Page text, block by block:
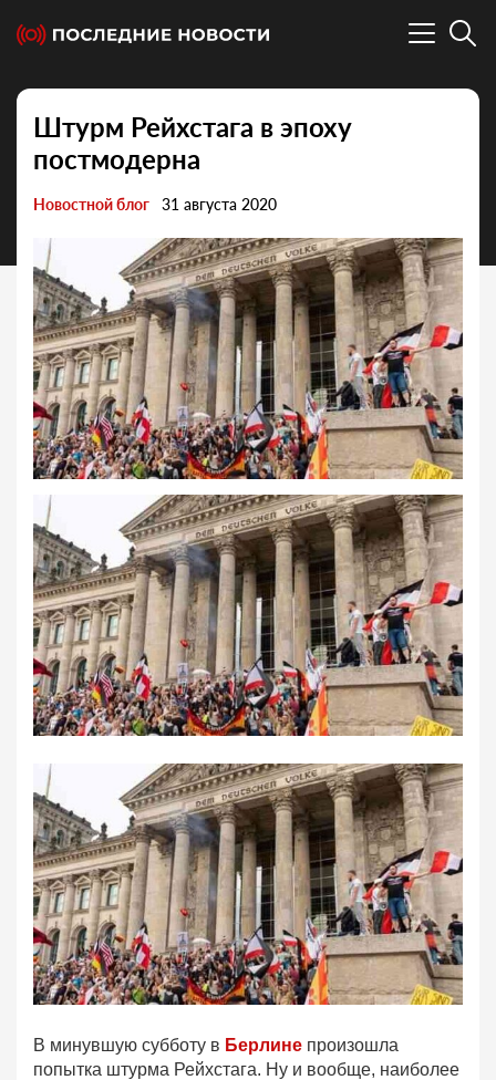
Штурм Рейхстага в эпоху
постмодерна
Новостной блог 31 августа 2020
В минувшую субботу в Берлине произошла
попытка штурма Рейхстага. Ну и вообще, наиболее